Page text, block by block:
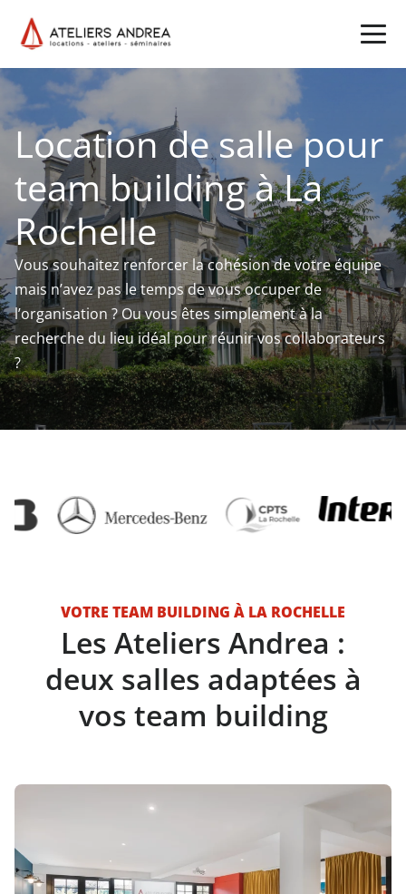
Location de salle pour
team building à La
Rochelle
Vous souhaitez renforcer la cohésion de votre équipe
mais n’avez pas le temps de vous occuper de
l’organisation ? Ou vous êtes simplement à la
recherche du lieu idéal pour réunir vos collaborateurs
?
VOTRE TEAM BUILDING À LA ROCHELLE
Les Ateliers Andrea :
deux salles adaptées à
vos team building